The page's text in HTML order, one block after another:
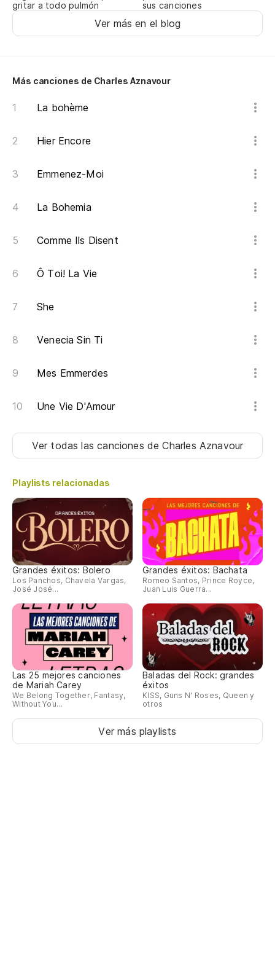
gritar a todo pulmón
sus canciones
Ver más en el blog
Más canciones de Charles Aznavour
La bohème
Hier Encore
Emmenez-Moi
La Bohemia
Comme Ils Disent
Ô Toi! La Vie
She
Venecia Sin Ti
Mes Emmerdes
Une Vie D'Amour
Ver todas las canciones de Charles Aznavour
Playlists relacionadas
Grandes éxitos: Bolero
Los Panchos, Chavela Vargas,
José José...
Grandes éxitos: Bachata
Romeo Santos, Prince Royce,
Juan Luis Guerra...
Las 25 mejores canciones
de Mariah Carey
We Belong Together, Fantasy,
Without You...
Baladas del Rock: grandes
éxitos
KISS, Guns N' Roses, Queen y
otros
Ver más playlists